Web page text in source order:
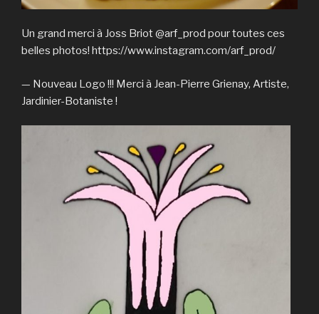
Un grand merci à Joss Briot @arf_prod pour toutes ces
belles photos! https://www.instagram.com/arf_prod/
— Nouveau Logo !!! Merci à Jean-Pierre Grienay, Artiste,
Jardinier-Botaniste !